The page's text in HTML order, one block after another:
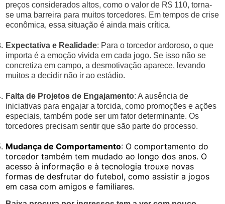
preços considerados altos, como o valor de R$ 110, torna-
se uma barreira para muitos torcedores. Em tempos de crise
econômica, essa situação é ainda mais crítica.
Expectativa e Realidade: Para o torcedor ardoroso, o que
importa é a emoção vivida em cada jogo. Se isso não se
concretiza em campo, a desmotivação aparece, levando
muitos a decidir não ir ao estádio.
Falta de Projetos de Engajamento: A ausência de
iniciativas para engajar a torcida, como promoções e ações
especiais, também pode ser um fator determinante. Os
torcedores precisam sentir que são parte do processo.
Mudança de Comportamento: O comportamento do
torcedor também tem mudado ao longo dos anos. O
acesso à informação e à tecnologia trouxe novas
formas de desfrutar do futebol, como assistir a jogos
em casa com amigos e familiares.